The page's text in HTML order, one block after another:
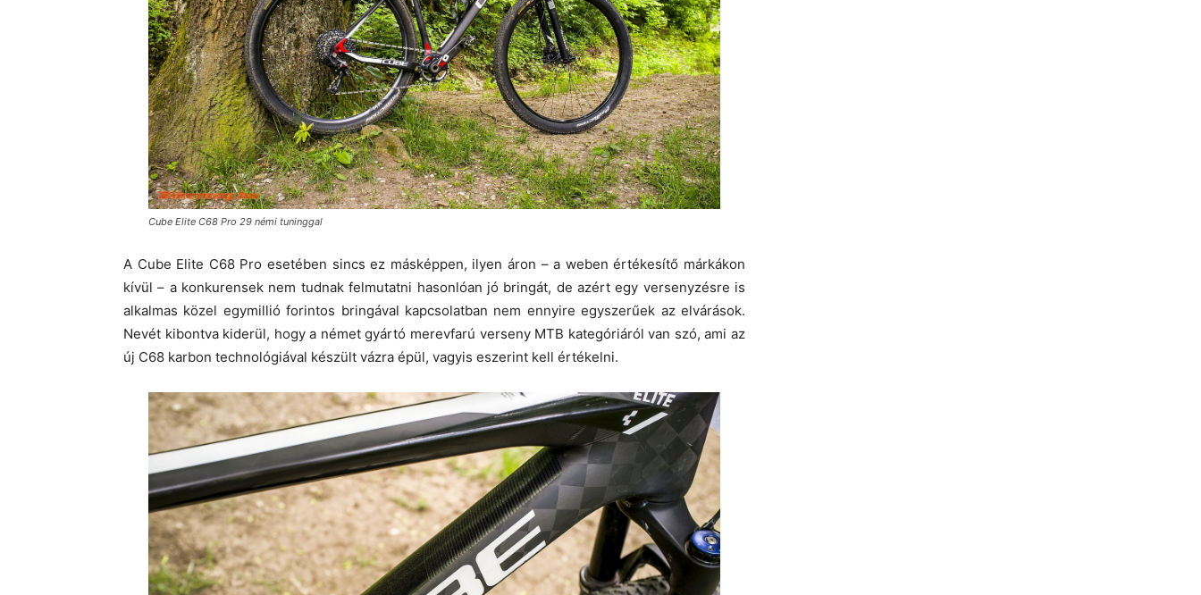
Cube Elite C68 Pro 29 némi tuninggal
A Cube Elite C68 Pro esetében sincs ez másképpen, ilyen áron – a weben értékesítő márkákon
kívül – a konkurensek nem tudnak felmutatni hasonlóan jó bringát, de azért egy versenyzésre is
alkalmas közel egymillió forintos bringával kapcsolatban nem ennyire egyszerűek az elvárások.
Nevét kibontva kiderül, hogy a német gyártó merevfarú verseny MTB kategóriáról van szó, ami az
új C68 karbon technológiával készült vázra épül, vagyis eszerint kell értékelni.